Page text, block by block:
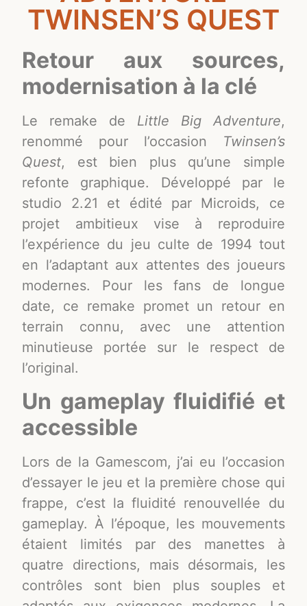
TWINSEN’S QUEST
Retour aux sources,
modernisation à la clé
Le remake de Little Big Adventure,
renommé pour l’occasion Twinsen’s
Quest, est bien plus qu’une simple
refonte graphique. Développé par le
studio 2.21 et édité par Microids, ce
projet ambitieux vise à reproduire
l’expérience du jeu culte de 1994 tout
en l’adaptant aux attentes des joueurs
modernes. Pour les fans de longue
date, ce remake promet un retour en
terrain connu, avec une attention
minutieuse portée sur le respect de
l’original.
Un gameplay fluidifié et
accessible
Lors de la Gamescom, j’ai eu l’occasion
d’essayer le jeu et la première chose qui
frappe, c’est la fluidité renouvellée du
gameplay. À l’époque, les mouvements
étaient limités par des manettes à
quatre directions, mais désormais, les
contrôles sont bien plus souples et